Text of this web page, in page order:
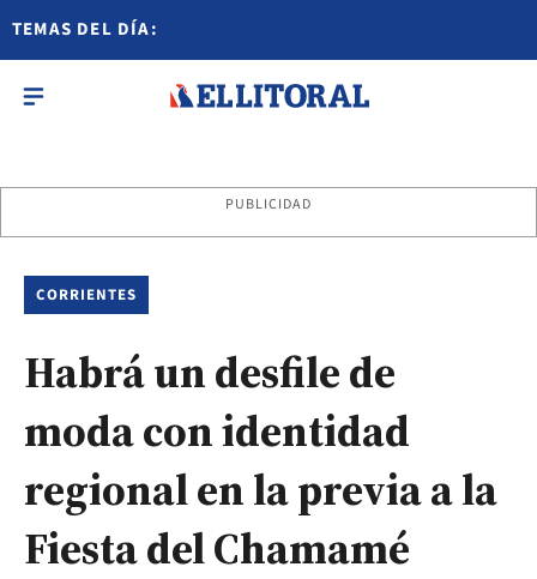
TEMAS DEL DÍA:
PUBLICIDAD
CORRIENTES
Habrá un desfile de
moda con identidad
regional en la previa a la
Fiesta del Chamamé